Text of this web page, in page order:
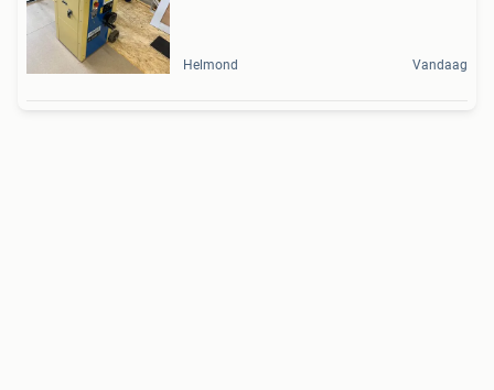
Helmond Vandaag